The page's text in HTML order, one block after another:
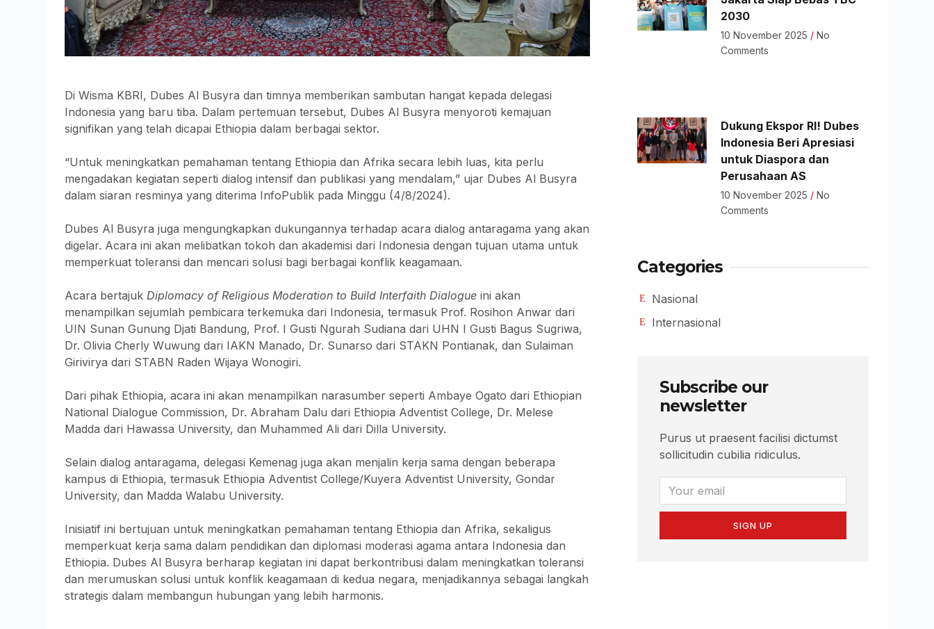
Di Wisma KBRI, Dubes Al Busyra dan timnya memberikan sambutan hangat kepada delegasi
Indonesia yang baru tiba. Dalam pertemuan tersebut, Dubes Al Busyra menyoroti kemajuan
signifikan yang telah dicapai Ethiopia dalam berbagai sektor.
“Untuk meningkatkan pemahaman tentang Ethiopia dan Afrika secara lebih luas, kita perlu
mengadakan kegiatan seperti dialog intensif dan publikasi yang mendalam,” ujar Dubes Al Busyra
dalam siaran resminya yang diterima InfoPublik pada Minggu (4/8/2024).
Dubes Al Busyra juga mengungkapkan dukungannya terhadap acara dialog antaragama yang akan
digelar. Acara ini akan melibatkan tokoh dan akademisi dari Indonesia dengan tujuan utama untuk
memperkuat toleransi dan mencari solusi bagi berbagai konflik keagamaan.
Acara bertajuk Diplomacy of Religious Moderation to Build Interfaith Dialogue ini akan
menampilkan sejumlah pembicara terkemuka dari Indonesia, termasuk Prof. Rosihon Anwar dari
UIN Sunan Gunung Djati Bandung, Prof. I Gusti Ngurah Sudiana dari UHN I Gusti Bagus Sugriwa,
Dr. Olivia Cherly Wuwung dari IAKN Manado, Dr. Sunarso dari STAKN Pontianak, dan Sulaiman
Girivirya dari STABN Raden Wijaya Wonogiri.
Dari pihak Ethiopia, acara ini akan menampilkan narasumber seperti Ambaye Ogato dari Ethiopian
National Dialogue Commission, Dr. Abraham Dalu dari Ethiopia Adventist College, Dr. Melese
Madda dari Hawassa University, dan Muhammed Ali dari Dilla University.
Selain dialog antaragama, delegasi Kemenag juga akan menjalin kerja sama dengan beberapa
kampus di Ethiopia, termasuk Ethiopia Adventist College/Kuyera Adventist University, Gondar
University, dan Madda Walabu University.
Inisiatif ini bertujuan untuk meningkatkan pemahaman tentang Ethiopia dan Afrika, sekaligus
memperkuat kerja sama dalam pendidikan dan diplomasi moderasi agama antara Indonesia dan
Ethiopia. Dubes Al Busyra berharap kegiatan ini dapat berkontribusi dalam meningkatkan toleransi
dan merumuskan solusi untuk konflik keagamaan di kedua negara, menjadikannya sebagai langkah
strategis dalam membangun hubungan yang lebih harmonis.
2030
10 November 2025
No
Comments
Dukung Ekspor RI! Dubes
Indonesia Beri Apresiasi
untuk Diaspora dan
Perusahaan AS
10 November 2025
No
Comments
Categories
Nasional
Internasional
Subscribe our
newsletter
Purus ut praesent facilisi dictumst
sollicitudin cubilia ridiculus.
SIGN UP